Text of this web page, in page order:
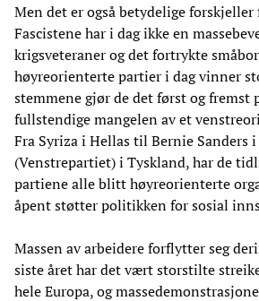
Men det er også betydelige
Fascistene har i dag ikke en
krigsveteraner og det fortrykte
høyreorienterte partier i dag vinner
stemmene gjør de det først og fremst
fullstendige mangelen av et
Fra Syriza i Hellas til Bernie Sanders
(Venstrepartiet) i Tyskland, har de
partiene alle blitt høyreorienterte
åpent støtter politikken for sosial
Massen av arbeidere forflytter seg
siste året har det vært storstilte
hele Europa, og